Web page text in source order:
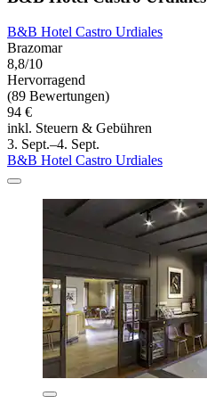
B&B Hotel Castro Urdiales
Brazomar
8,8/10
Hervorragend
(89 Bewertungen)
94 €
inkl. Steuern & Gebühren
3. Sept.–4. Sept.
B&B Hotel Castro Urdiales